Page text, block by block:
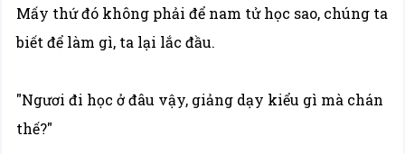
Mấy thứ đó không phải để nam tử học sao, chúng ta
biết để làm gì, ta lại lắc đầu.
"Ngươi đi học ở đâu vậy, giảng dạy kiểu gì mà chán
thế?"